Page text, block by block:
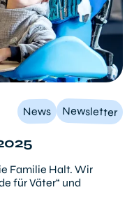
News Newsletter
Familie Halt. Wir
für Väter“ und